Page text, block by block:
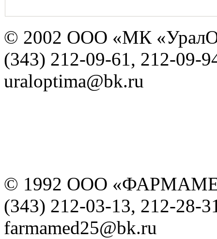
© 2002 ООО «МК
(343) 212-09-61, 212-09-
uraloptima@bk.ru
© 1992 ООО
(343) 212-03-13, 212-28-
farmamed25@bk.ru